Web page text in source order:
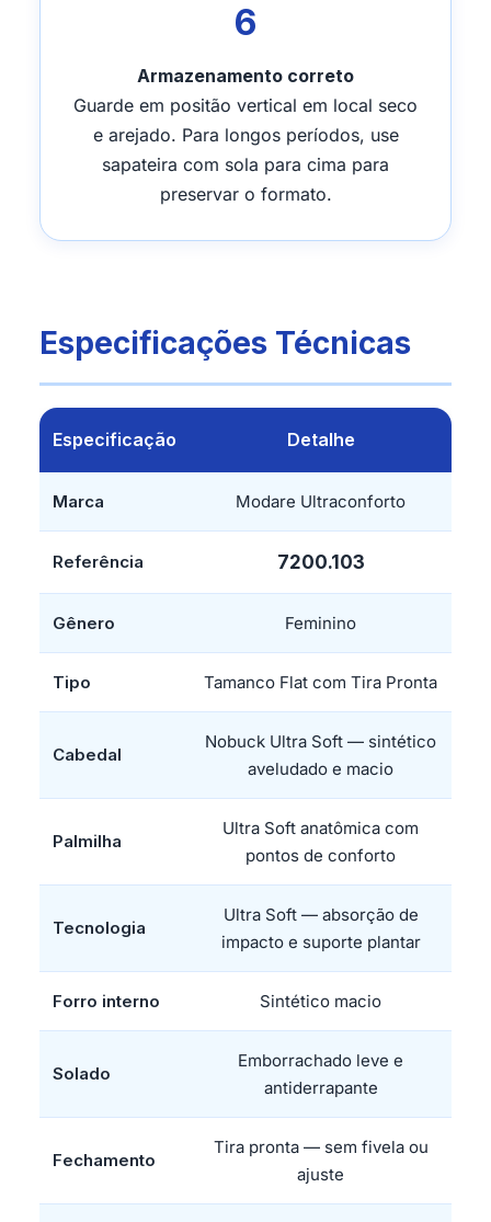
6
Armazenamento correto
Guarde em positão vertical em local seco
e arejado. Para longos períodos, use
sapateira com sola para cima para
preservar o formato.
Especificações Técnicas
Especificação Detalhe
Marca Modare Ultraconforto
Referência 7200.103
Gênero Feminino
Tipo Tamanco Flat com Tira Pronta
Cabedal
Nobuck Ultra Soft — sintético
aveludado e macio
Palmilha
Ultra Soft anatômica com
pontos de conforto
Tecnologia
Ultra Soft — absorção de
impacto e suporte plantar
Forro interno Sintético macio
Solado
Emborrachado leve e
antiderrapante
Fechamento
Tira pronta — sem fivela ou
ajuste